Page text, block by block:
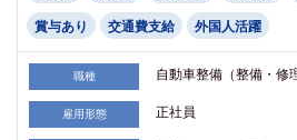
賞与あり 交通費支給 外国人活躍
職種 自動車整備（整備・修
雇用形態 正社員